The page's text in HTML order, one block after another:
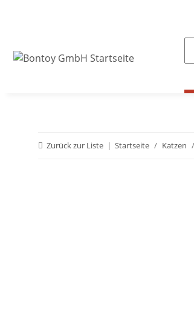
Zurück zur Liste Startseite Katzen